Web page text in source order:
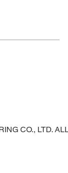
CO., LTD.